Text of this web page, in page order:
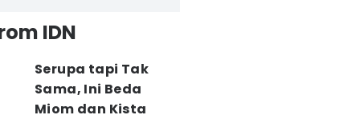
IDN
Serupa tapi Tak
Sama, Ini Beda
Miom dan Kista